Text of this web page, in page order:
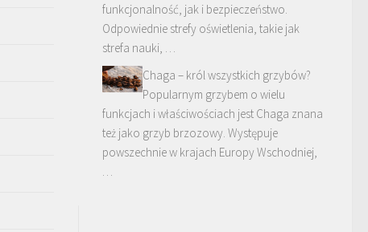
funkcjonalność, jak i bezpieczeństwo.
Odpowiednie strefy oświetlenia, takie jak
strefa nauki, …
Chaga – król wszystkich grzybów?
Popularnym grzybem o wielu
funkcjach i właściwościach jest Chaga znana
też jako grzyb brzozowy. Występuje
powszechnie w krajach Europy Wschodniej,
…